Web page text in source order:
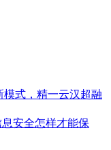
模式，精一云汉超融
安全怎样才能保